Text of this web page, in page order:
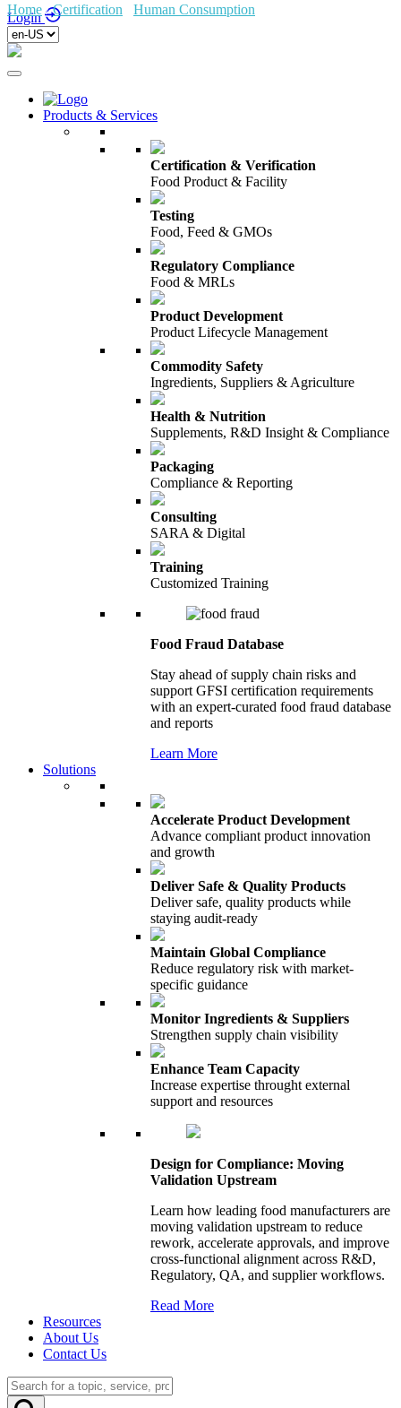
Login
Products & Services
Certification & Verification
Food Product & Facility
Testing
Food, Feed & GMOs
Regulatory Compliance
Food & MRLs
Product Development
Product Lifecycle Management
Commodity Safety
Ingredients, Suppliers & Agriculture
Health & Nutrition
Supplements, R&D Insight & Compliance
Packaging
Compliance & Reporting
Consulting
SARA & Digital
Training
Customized Training
Food Fraud Database
Stay ahead of supply chain risks and
support GFSI certification requirements
with an expert-curated food fraud database
and reports
Learn More
Solutions
Accelerate Product Development
Advance compliant product innovation
and growth
Deliver Safe & Quality Products
Deliver safe, quality products while
staying audit-ready
Maintain Global Compliance
Reduce regulatory risk with market-
specific guidance
Monitor Ingredients & Suppliers
Strengthen supply chain visibility
Enhance Team Capacity
Increase expertise throught external
support and resources
Design for Compliance: Moving
Validation Upstream
Learn how leading food manufacturers are
moving validation upstream to reduce
rework, accelerate approvals, and improve
cross-functional alignment across R&D,
Regulatory, QA, and supplier workflows.
Read More
Resources
About Us
Contact Us
Home /Certification Human Consumption